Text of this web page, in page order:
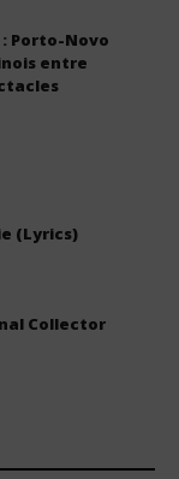
: Porto-Novo
entre
(Lyrics)
Collector